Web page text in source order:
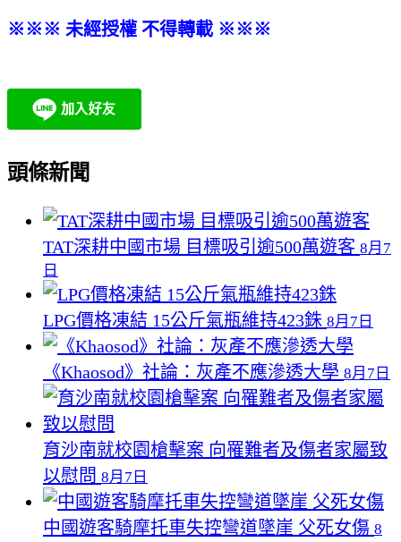
※※※ 未經授權 不得轉載 ※※※
頭條新聞
TAT深耕中國市場 目標吸引逾500萬遊客 8月7
日
LPG價格凍結 15公斤氣瓶維持423銖 8月7日
《Khaosod》社論：灰產不應滲透大學 8月7日
育沙南就校園槍擊案 向罹難者及傷者家屬致
以慰問 8月7日
中國遊客騎摩托車失控彎道墜崖 父死女傷 8